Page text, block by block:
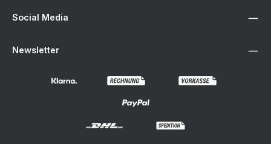
Social Media
Newsletter